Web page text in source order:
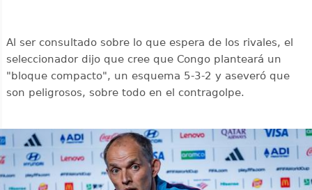
Al ser consultado sobre lo que espera de los rivales, el
seleccionador dijo que cree que Congo planteará un
"bloque compacto", un esquema 5-3-2 y aseveró que
son peligrosos, sobre todo en el contragolpe.